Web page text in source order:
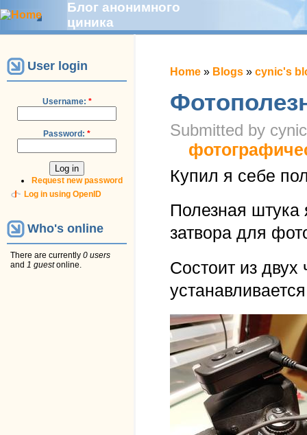
Блог анонимного
циника
User login
Username: *
Password: *
Request new password
Log in using OpenID
Who's online
There are currently 0 users
and 1 guestonline.
Home » Blogs » cynic's
Submitted by
Купил я себе
Полезная штука
затвора для
Состоит из